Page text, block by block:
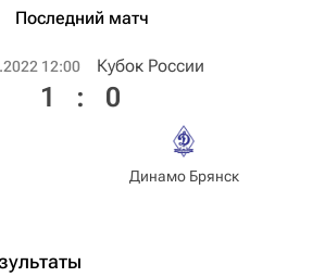
Последний матч
12:00 Кубок России
1 : 0
Динамо Брянск